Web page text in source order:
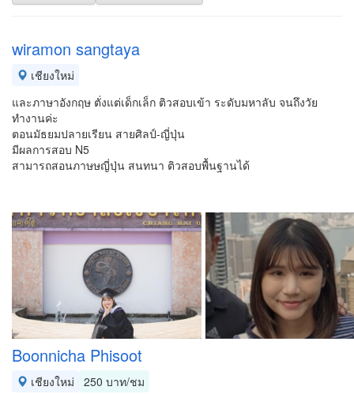
wiramon sangtaya
เชียงใหม่
และภาษาอังกฤษ ตั่งแต่เด็กเล็ก ติวสอบเข้า ระดับมหาลับ จนถึงวัย
ทำงานค่ะ
ตอนมัธยมปลายเรียน สายศิลป์-ญี่ปุ่น
มีผลการสอบ N5
สามารถสอนภาษษญี่ปุ่น สนทนา ติวสอบพื้นฐานได้
Boonnicha Phisoot
เชียงใหม่
250 บาท/ชม